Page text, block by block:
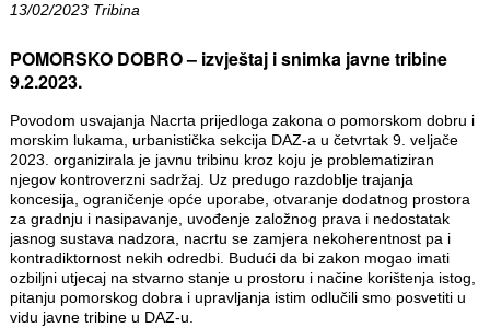
13/02/2023 Tribina
POMORSKO DOBRO – izvještaj i snimka javne tribine
9.2.2023.
Povodom usvajanja Nacrta prijedloga zakona o pomorskom dobru i
morskim lukama, urbanistička sekcija DAZ-a u četvrtak 9. veljače
2023. organizirala je javnu tribinu kroz koju je problematiziran
njegov kontroverzni sadržaj. Uz predugo razdoblje trajanja
koncesija, ograničenje opće uporabe, otvaranje dodatnog prostora
za gradnju i nasipavanje, uvođenje založnog prava i nedostatak
jasnog sustava nadzora, nacrtu se zamjera nekoherentnost pa i
kontradiktornost nekih odredbi. Budući da bi zakon mogao imati
ozbiljni utjecaj na stvarno stanje u prostoru i načine korištenja istog,
pitanju pomorskog dobra i upravljanja istim odlučili smo posvetiti u
vidu javne tribine u DAZ-u.